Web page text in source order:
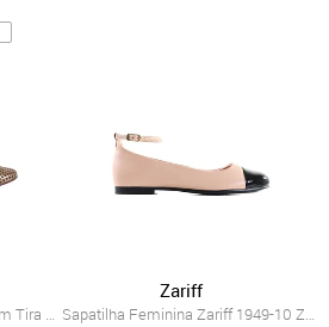
Sapatilha Feminina Zariff com Tira e Fiv...
Zariff
Sapatilha Feminina Zariff 1949-10 Zariff Nude